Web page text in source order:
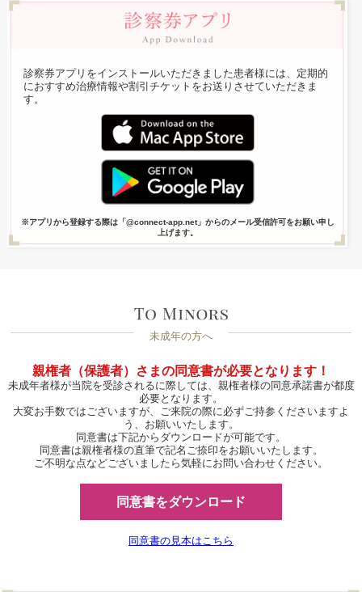
診察券アプリをインストールいただきました患者様には、定期的
におすすめ治療情報や割引チケットをお送りさせていただきま
す。
※アプリから登録する際は「@connect-app.net」からのメール受信許可をお願い申し
上げます。
未成年の方へ
親権者（保護者）さまの同意書が必要となります！
未成年者様が当院を受診されるに際しては、親権者様の同意承諾書が都度
必要となります。
大変お手数ではございますが、ご来院の際に必ずご持参くださいますよ
う、お願いいたします。
同意書は下記からダウンロードが可能です。
同意書は親権者様の直筆で記名ご捺印をお願いいたします。
ご不明な点などございましたら気軽にお問い合わせください。
同意書をダウンロード
同意書の見本はこちら